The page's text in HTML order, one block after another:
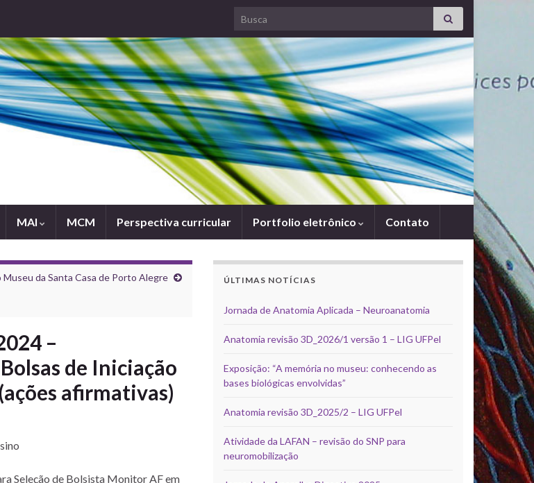
Search for:
MAI MCM Perspectiva curricular Portfolio eletrônico Contato
Museu da Santa Casa de Porto Alegre
–
de Iniciação
afirmativas)
Seleção de Bolsista Monitor AF em
ÚLTIMAS NOTÍCIAS
Jornada de Anatomia Aplicada – Neuroanatomia
Anatomia revisão 3D_2026/1 versão 1 – LIG UFPel
Exposição: “A memória no museu: conhecendo as
bases biológicas envolvidas”
Anatomia revisão 3D_2025/2 – LIG UFPel
Atividade da LAFAN – revisão do SNP para
neuromobilização